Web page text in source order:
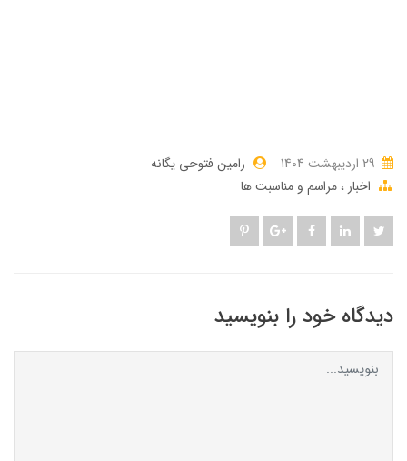
رامین فتوحی یگانه
اخبار مراسم و مناسبت ها
دیدگاه خود را بنویسید